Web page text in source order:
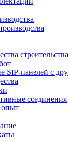
строительства
SIP-панелей с
соединения